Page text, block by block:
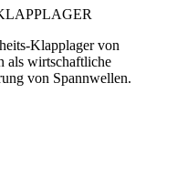
Klapplager von
als wirtschaftliche
von Spannwellen.